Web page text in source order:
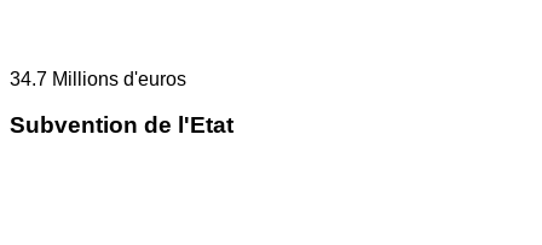
34.7 Millions d'euros
Subvention de l'Etat